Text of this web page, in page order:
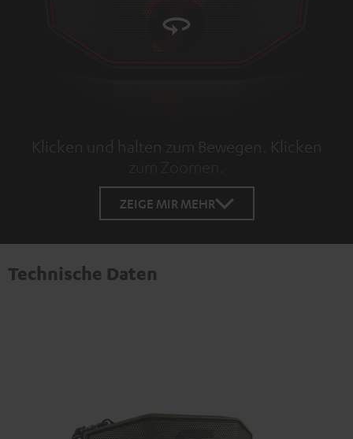
Klicken und halten zum Bewegen. Klicken
ZEIGE MIR MEHR
Technische Daten